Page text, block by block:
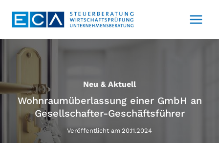
Inhalt
Neu & Aktuell
Wohnraumüberlassung einer GmbH an
Gesellschafter-Geschäftsführer
Veröffentlicht am 20.11.2024